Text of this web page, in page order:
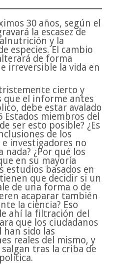
30 años, según el
la escasez de
y la
especies. El cambio
de forma
irreversible la vida en
cierto y
que el informe antes
debe estar avalado
Estados miembros del
ser esto posible? ¿Es
de los
investigadores no
nada? ¿Por qué los
en su mayoría
estudios basados en
tienen que decidir si un
de una forma o de
acaparar también
la ciencia? Eso
ahí la filtración del
que los ciudadanos
han sido las
reales del mismo, y
tras la criba de